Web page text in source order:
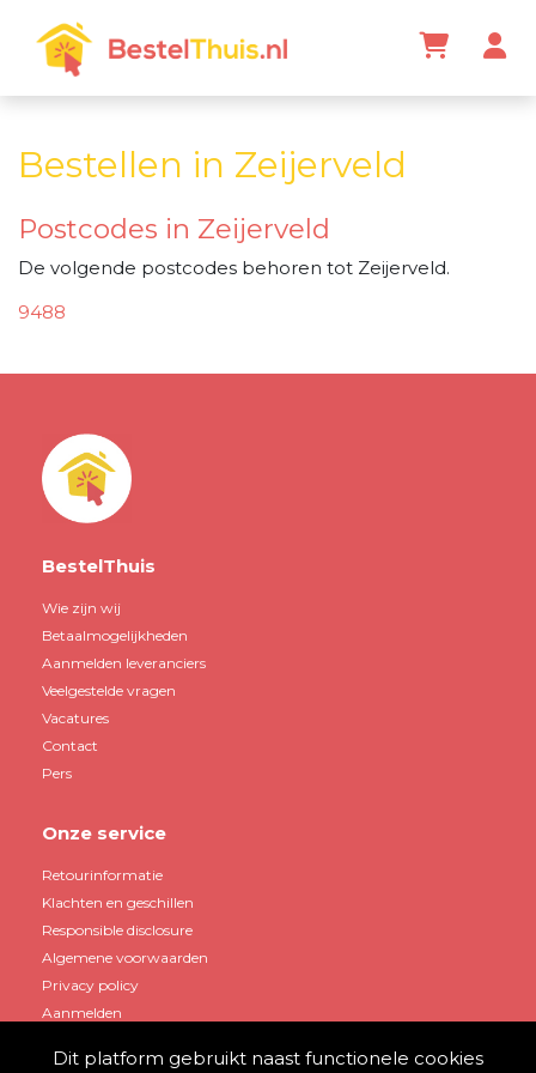
Bestellen in Zeijerveld
Postcodes in Zeijerveld
De volgende postcodes behoren tot Zeijerveld.
9488
BestelThuis
Wie zijn wij
Betaalmogelijkheden
Aanmelden leveranciers
Veelgestelde vragen
Vacatures
Contact
Pers
Onze service
Retourinformatie
Klachten en geschillen
Responsible disclosure
Algemene voorwaarden
Privacy policy
Aanmelden
Dit platform gebruikt naast functionele cookies